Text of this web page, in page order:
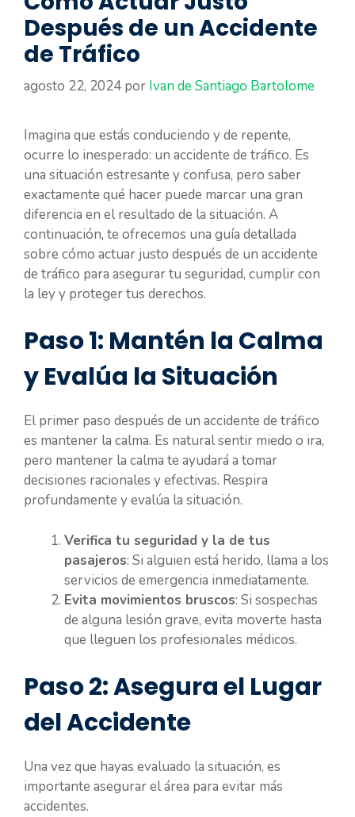
Después de un Accidente
de Tráfico
agosto 22, 2024 por Ivan de Santiago Bartolome
Imagina que estás conduciendo y de repente,
ocurre lo inesperado: un accidente de tráfico. Es
una situación estresante y confusa, pero saber
exactamente qué hacer puede marcar una gran
diferencia en el resultado de la situación. A
continuación, te ofrecemos una guía detallada
sobre cómo actuar justo después de un accidente
de tráfico para asegurar tu seguridad, cumplir con
la ley y proteger tus derechos.
Paso 1: Mantén la Calma
y Evalúa la Situación
El primer paso después de un accidente de tráfico
es mantener la calma. Es natural sentir miedo o ira,
pero mantener la calma te ayudará a tomar
decisiones racionales y efectivas. Respira
profundamente y evalúa la situación.
Verifica tu seguridad y la de tus
pasajeros: Si alguien está herido, llama a los
servicios de emergencia inmediatamente.
Evita movimientos bruscos: Si sospechas
de alguna lesión grave, evita moverte hasta
que lleguen los profesionales médicos.
Paso 2: Asegura el Lugar
del Accidente
Una vez que hayas evaluado la situación, es
importante asegurar el área para evitar más
accidentes.